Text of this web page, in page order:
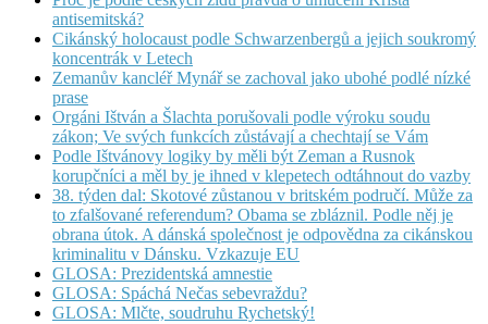
antisemitská?
Cikánský holocaust podle Schwarzenbergů a jejich soukromý
koncentrák v Letech
Zemanův kancléř Mynář se zachoval jako ubohé podlé nízké
prase
Orgáni Ištván a Šlachta porušovali podle výroku soudu
zákon; Ve svých funkcích zůstávají a chechtají se Vám
Podle Ištvánovy logiky by měli být Zeman a Rusnok
korupčníci a měl by je ihned v klepetech odtáhnout do vazby
38. týden dal: Skotové zůstanou v britském područí. Může za
to zfalšované referendum? Obama se zbláznil. Podle něj je
obrana útok. A dánská společnost je odpovědna za cikánskou
kriminalitu v Dánsku. Vzkazuje EU
GLOSA: Prezidentská amnestie
GLOSA: Spáchá Nečas sebevraždu?
GLOSA: Mlčte, soudruhu Rychetský!